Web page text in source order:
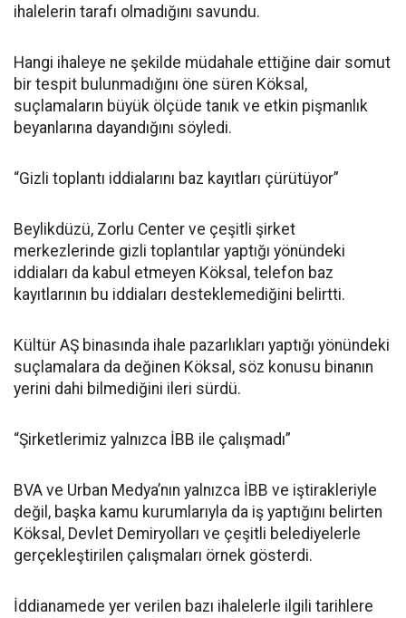
ihalelerin tarafı olmadığını savundu.
Hangi ihaleye ne şekilde müdahale ettiğine dair somut
bir tespit bulunmadığını öne süren Köksal,
suçlamaların büyük ölçüde tanık ve etkin pişmanlık
beyanlarına dayandığını söyledi.
“Gizli toplantı iddialarını baz kayıtları çürütüyor”
Beylikdüzü, Zorlu Center ve çeşitli şirket
merkezlerinde gizli toplantılar yaptığı yönündeki
iddiaları da kabul etmeyen Köksal, telefon baz
kayıtlarının bu iddiaları desteklemediğini belirtti.
Kültür AŞ binasında ihale pazarlıkları yaptığı yönündeki
suçlamalara da değinen Köksal, söz konusu binanın
yerini dahi bilmediğini ileri sürdü.
“Şirketlerimiz yalnızca İBB ile çalışmadı”
BVA ve Urban Medya’nın yalnızca İBB ve iştirakleriyle
değil, başka kamu kurumlarıyla da iş yaptığını belirten
Köksal, Devlet Demiryolları ve çeşitli belediyelerle
gerçekleştirilen çalışmaları örnek gösterdi.
İddianamede yer verilen bazı ihalelerle ilgili tarihlere